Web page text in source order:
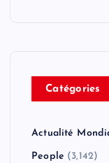
Catégories
Actualité
People (3,142)